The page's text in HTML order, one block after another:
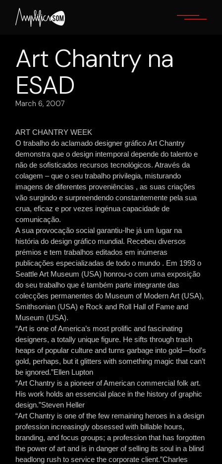
content
Art Chantry na
ESAD
March 6, 2007
ART CHANTRY WEEK
O trabalho do aclamado designer gráfico Art Chantry
demonstra que o design intemporal depende do talento e
não de sofisticados recursos tecnológicos. Através da
colagem – que o seu trabalho privilegia, misturando
imagens de diferentes proveniências , as suas criações
vão surgindo e surpreendendo constantemente pela sua
crua, eficaz e por vezes ingénua capacidade de
comunicação.
A sua provocação social garantiu-lhe já um lugar na
história do design gráfico mundial. Recebeu diversos
prémios e tem trabalhos editados em inúmeras
publicações especializadas de todo o mundo . Em 1993 o
Seattle Art Museum (USA) honrou-o com uma exposição
do seu trabalho que é também parte integrante das
colecções permanentes do Museum of Modern Art (USA),
Smithsonian (USA) e Rock and Roll Hall of Fame and
Museum (USA).
“Art is one of America’s most prolific and fascinating
designers, a totally unique figure. He sifts through trash
heaps of popular culture and turns garbage into gold—fool’s
gold, perhaps, but it glitters with something magic that can’t
be ignored.”Ellen Lupton
“Art Chantry is a pioneer of American commercial folk art.
His work holds an essencial place in the history of graphic
design.”Steven Heller
“Art Chantry is one of the few remaining heroes in a design
profession increasingly obsessed with billable hours,
branding, and focus groups; a profession that has forgotten
the power of art and is in danger of selling its soul in a blind
headlong rush to service the corporate client.”Charles